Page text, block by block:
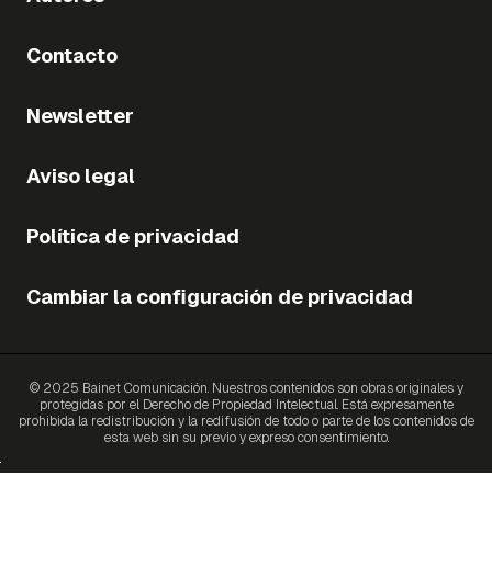
Contacto
Newsletter
Aviso legal
Política de privacidad
Cambiar la configuración de privacidad
© 2025 Bainet Comunicación. Nuestros contenidos son obras originales y
protegidas por el Derecho de Propiedad Intelectual. Está expresamente
prohibida la redistribución y la redifusión de todo o parte de los contenidos de
esta web sin su previo y expreso consentimiento.